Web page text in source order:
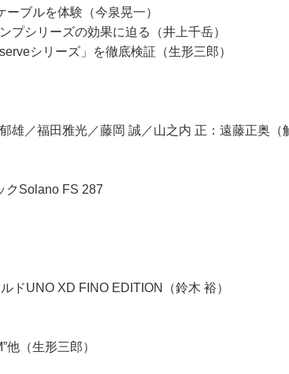
ブルを体験（今泉晃一）
プシリーズの効果に迫る（井上千岳）
シリーズ」を徹底検証（生形三郎）
雄／福田雅光／藤岡 誠／山之内 正：遠藤正奥（
クSolano FS 287
UNO XD FINO EDITION（鈴木 裕）
（生形三郎）